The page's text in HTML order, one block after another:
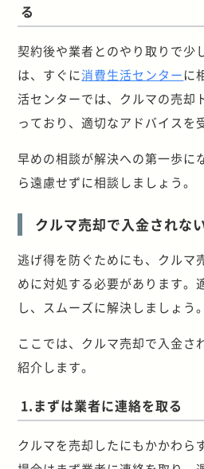
る
契約後や業者とのやり取りで少
は、すぐに消費生活センターに
活センターでは、クルマの売却
っており、適切なアドバイスを
早めの相談が解決への第一歩に
ら遠慮せずに相談しましょう。
クルマ売却で入金されな
逃げ得を防ぐためにも、クルマ
めに対処する必要があります。
し、スムーズに解決しましょう。
ここでは、クルマ売却で入金さ
紹介します。
1.まずは業者に連絡を取る
クルマを売却したにもかかわら